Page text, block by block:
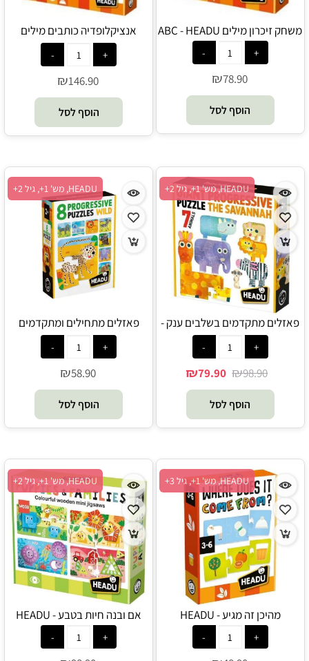
משחק זיכרון מילים ABC - HEADU
₪78.90
הוסף לסל
אנציקלופדיה כותבים מילים
ראשונות באנגלית - HEADU
₪146.90
הוסף לסל
HEADU, מש' 1+, גיל 2+
פאזלים מתקדמים בשלבים ענק -
חיות בסוואנה - HEADU
₪98.90
₪79.90
הוסף לסל
HEADU, מש' 1+, גיל 2+
פאזלים מתחילים ומתקדמים
בשלבים חיות הג'ונגל - HEADU
₪58.90
הוסף לסל
HEADU, מש' 1+, גיל 3+
מהיכן זה מגיע - HEADU
HEADU, מש' 1+, גיל 2+
אם ובנה חיות בטבע - HEADU